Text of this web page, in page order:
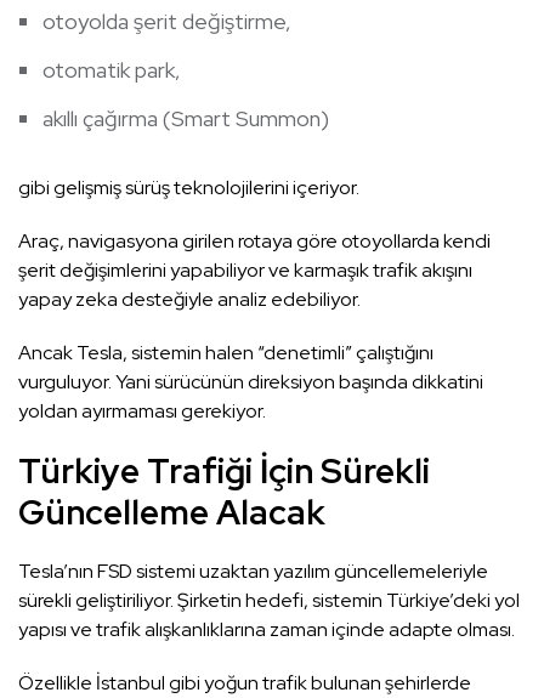
otoyolda şerit değiştirme,
otomatik park,
akıllı çağırma (Smart Summon)
gibi gelişmiş sürüş teknolojilerini içeriyor.
Araç, navigasyona girilen rotaya göre otoyollarda kendi
şerit değişimlerini yapabiliyor ve karmaşık trafik akışını
yapay zeka desteğiyle analiz edebiliyor.
Ancak Tesla, sistemin halen “denetimli” çalıştığını
vurguluyor. Yani sürücünün direksiyon başında dikkatini
yoldan ayırmaması gerekiyor.
Türkiye Trafiği İçin Sürekli
Güncelleme Alacak
Tesla’nın FSD sistemi uzaktan yazılım güncellemeleriyle
sürekli geliştiriliyor. Şirketin hedefi, sistemin Türkiye’deki yol
yapısı ve trafik alışkanlıklarına zaman içinde adapte olması.
Özellikle İstanbul gibi yoğun trafik bulunan şehirlerde